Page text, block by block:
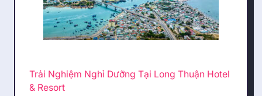
Trải Nghiệm Nghỉ Dưỡng Tại Long Thuận Hotel
& Resort